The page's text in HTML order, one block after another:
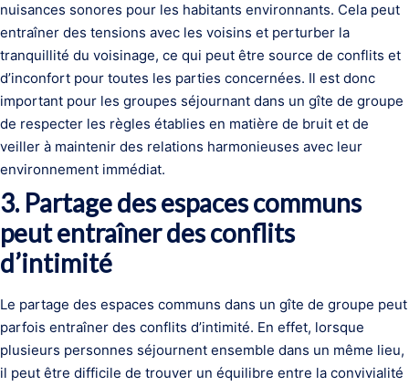
nuisances sonores pour les habitants environnants. Cela peut
entraîner des tensions avec les voisins et perturber la
tranquillité du voisinage, ce qui peut être source de conflits et
d’inconfort pour toutes les parties concernées. Il est donc
important pour les groupes séjournant dans un gîte de groupe
de respecter les règles établies en matière de bruit et de
veiller à maintenir des relations harmonieuses avec leur
environnement immédiat.
3. Partage des espaces communs
peut entraîner des conflits
d’intimité
Le partage des espaces communs dans un gîte de groupe peut
parfois entraîner des conflits d’intimité. En effet, lorsque
plusieurs personnes séjournent ensemble dans un même lieu,
il peut être difficile de trouver un équilibre entre la convivialité